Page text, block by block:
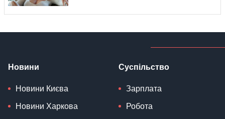
Новини
Новини Києва
Новини Харкова
Суспільство
Зарплата
Робота